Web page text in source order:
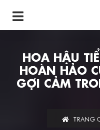
HOA HẬU
HOÀN HẢO
GỢI CẢM
TRANG